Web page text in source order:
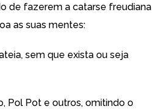
de fazerem a catarse freudiana
as suas mentes:
sem que exista ou seja
Pol Pot e outros, omitindo o